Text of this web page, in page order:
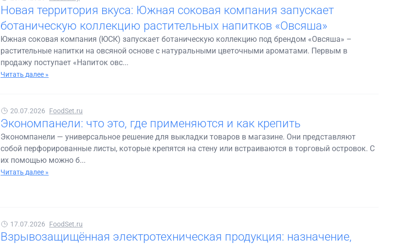
Новая территория вкуса: Южная соковая компания запускает
ботаническую коллекцию растительных напитков «Овсяша»
Южная соковая компания (ЮСК) запускает ботаническую коллекцию под брендом «Овсяша» –
растительные напитки на овсяной основе с натуральными цветочными ароматами. Первым в
продажу поступает «Напиток овс...
Читать далее »
20.07.2026 FoodSet.ru
Экономпанели: что это, где применяются и как крепить
Экономпанели — универсальное решение для выкладки товаров в магазине. Они представляют
собой перфорированные листы, которые крепятся на стену или встраиваются в торговый островок. С
их помощью можно б...
Читать далее »
17.07.2026 FoodSet.ru
Взрывозащищённая электротехническая продукция: назначение,